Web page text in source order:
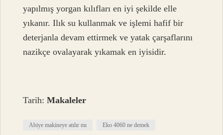
yapılmış yorgan kılıfları en iyi şekilde elle
yıkanır. Ilık su kullanmak ve işlemi hafif bir
deterjanla devam ettirmek ve yatak çarşaflarını
nazikçe ovalayarak yıkamak en iyisidir.
Tarih:Makaleler
Abiye makineye atılır mı Eko 4060 ne demek